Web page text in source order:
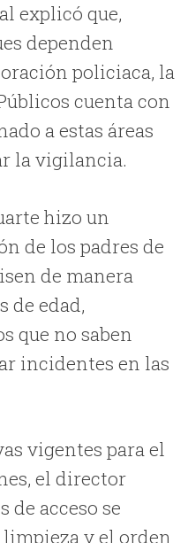
explicó que,
dependen
policiaca, la
cuenta con
a estas áreas
la vigilancia.
hizo un
de los padres de
de manera
de edad,
que no saben
incidentes en las
vigentes para el
el director
de acceso se
y el orden